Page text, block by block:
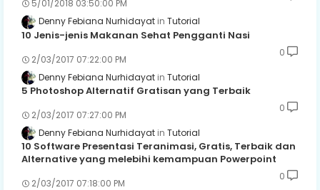
5/01/2018 03:50:00 PM
Denny Febiana Nurhidayat Tutorial
10 Jenis-jenis Makanan Sehat Pengganti Nasi
2/03/2017 07:22:00 PM
0
Denny Febiana Nurhidayat Tutorial
5 Photoshop Alternatif Gratisan yang Terbaik
2/03/2017 07:27:00 PM
0
Denny Febiana Nurhidayat Tutorial
10 Software Presentasi Teranimasi, Gratis, Terbaik dan
Alternative yang melebihi kemampuan Powerpoint
2/03/2017 07:18:00 PM
0